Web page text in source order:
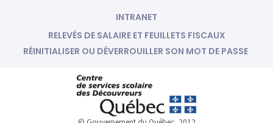
INTRANET
RELEVÉS DE SALAIRE ET FEUILLETS FISCAUX
RÉINITIALISER OU DÉVERROUILLER SON MOT DE PASSE